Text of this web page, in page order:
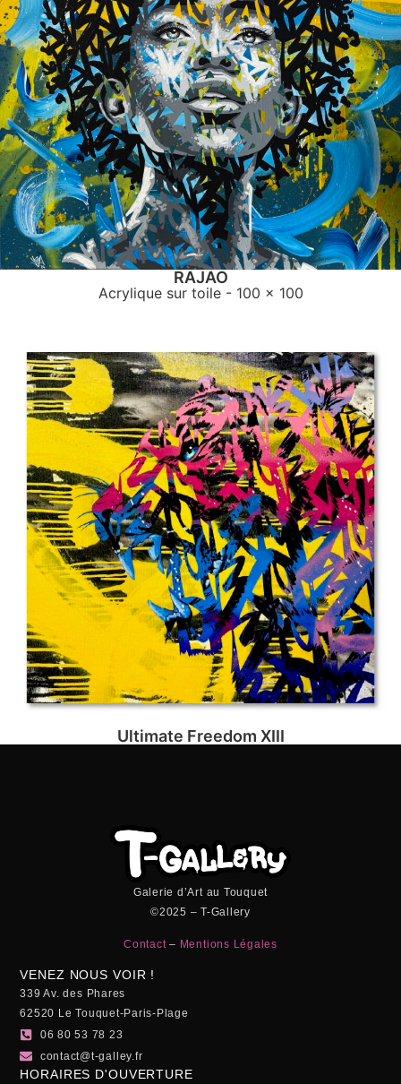
RAJAO
Acrylique sur toile- 100 x 100
Ultimate Freedom XIII
Galerie d’Art au Touquet
©2025 – T-Gallery
Contact– Mentions Légales
VENEZ NOUS VOIR !
339 Av. des Phares
62520 Le Touquet-Paris-Plage
06 80 53 78 23
contact@t-galley.fr
HORAIRES D'OUVERTURE